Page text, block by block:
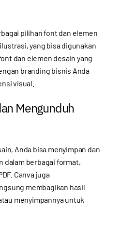
pilihan font dan elemen
yang bisa digunakan
dan elemen desain yang
branding bisnis Anda
visual.
Mengunduh
Anda bisa menyimpan dan
dalam berbagai format,
Canva juga
membagikan hasil
menyimpannya untuk